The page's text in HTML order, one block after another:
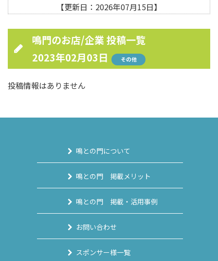
【更新日：2026年07月15日】
鳴門のお店/企業 投稿一覧
2023年02月03日
その他
投稿情報はありません
鳴との門について
鳴との門 掲載メリット
鳴との門 掲載・活用事例
お問い合わせ
スポンサー様一覧